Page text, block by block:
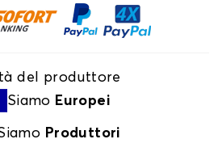
del produttore
Siamo Europei
Produttori